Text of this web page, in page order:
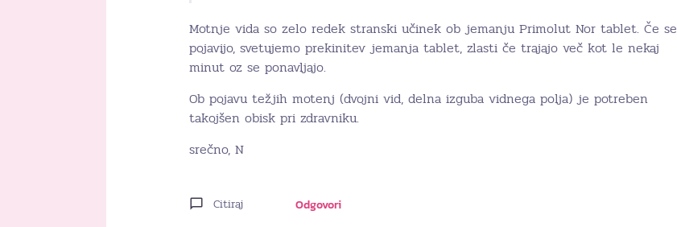
Motnje vida so zelo redek stranski učinek ob jemanju Primolut Nor tablet. Če se
pojavijo, svetujemo prekinitev jemanja tablet, zlasti če trajajo več kot le nekaj
minut oz se ponavljajo.
Ob pojavu težjih motenj (dvojni vid, delna izguba vidnega polja) je potreben
takojšen obisk pri zdravniku.
srečno, N
Citiraj Odgovori